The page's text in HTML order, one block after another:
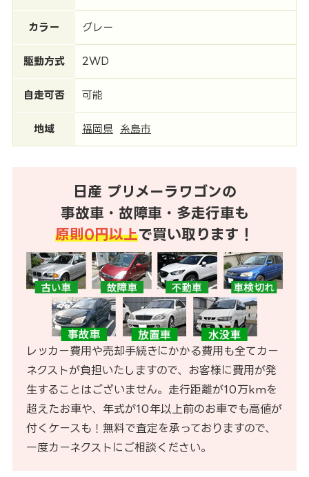
カラー グレー
駆動方式 2WD
自走可否 可能
地域 福岡県 糸島市
日産 プリメーラワゴンの
事故車・故障車・多走行車も
原則0円以上で買い取ります！
レッカー費用や売却手続きにかかる費用も全てカー
ネクストが負担いたしますので、お客様に費用が発
生することはございません。走行距離が10万kmを
超えたお車や、年式が10年以上前のお車でも高値が
付くケースも！無料で査定を承っておりますので、
一度カーネクストにご相談ください。